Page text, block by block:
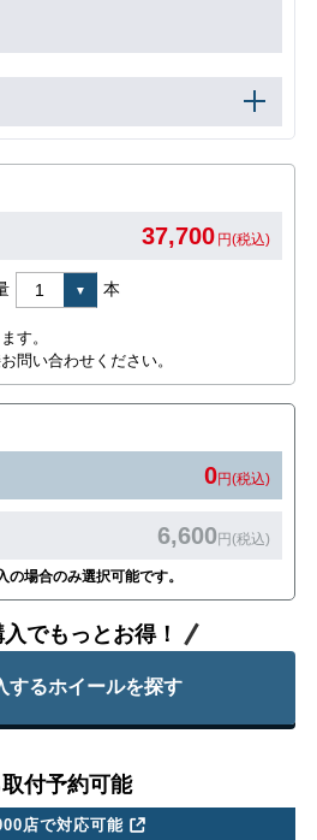
37,700 円(税込)
本
す。
問い合わせください。
0円(税込)
6,600円(税込)
場合のみ選択可能です。
でもっとお得！
するホイールを探す
付予約可能
店で対応可能